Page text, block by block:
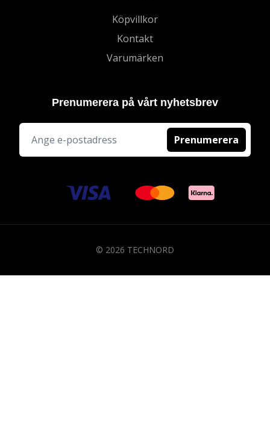
Köpvillkor
Kontakt
Varumärken
Prenumerera på vårt nyhetsbrev
Prenumerera
© 2026 TECHNORD